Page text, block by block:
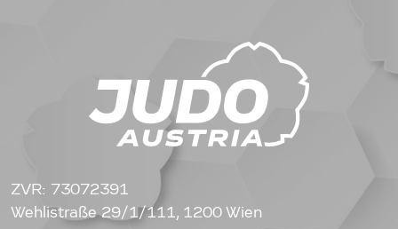
ZVR: 73072391
Wehlistraße 29/1/111, 1200 Wien